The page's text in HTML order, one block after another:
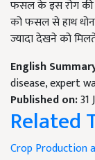
फसल के इस रोग की
को फसल से हाथ
ज्यादा देखने को
English
disease, expert
Published on:31
Related
Crop Production